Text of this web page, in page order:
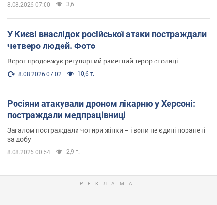
8.08.2026 07:00 3,6 т.
У Києві внаслідок російської атаки постраждали
четверо людей. Фото
Ворог продовжує регулярний ракетний терор столиці
8.08.2026 07:02 10,6 т.
Росіяни атакували дроном лікарню у Херсоні:
постраждали медпрацівниці
Загалом постраждали чотири жінки – і вони не єдині поранені
за добу
8.08.2026 00:54 2,9 т.